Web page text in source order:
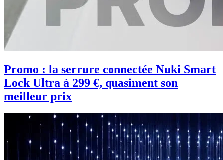
Promo : la serrure connectée Nuki Smart
Lock Ultra à 299 €, quasiment son
meilleur prix